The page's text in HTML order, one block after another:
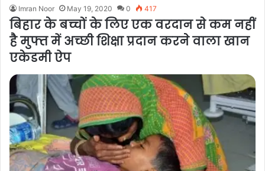
Imran Noor May 19, 2020 0 417
बिहार के बच्चों के लिए एक वरदान से कम नहीं
है मुफ्त में अच्छी शिक्षा प्रदान करने वाला खान
एकेडमी ऐप